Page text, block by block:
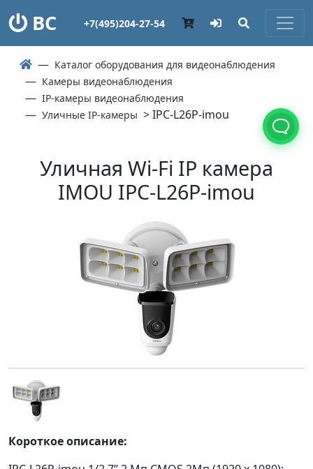
ВС +7(495)204-27-54
Каталог оборудования для видеонаблюдения
Камеры видеонаблюдения
IP-камеры видеонаблюдения
Уличные IP-камеры > IPC-L26P-imou
Уличная Wi-Fi IP камера
IMOU IPC-L26P-imou
Короткое описание: